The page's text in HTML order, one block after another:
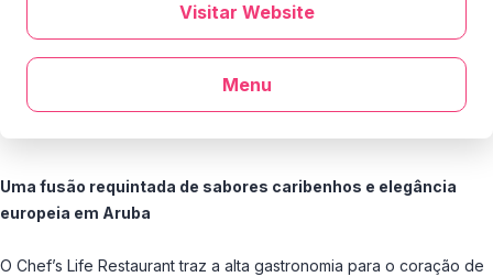
Uma fusão requintada de sabores caribenhos e elegância
europeia em Aruba
O Chef’s Life Restaurant traz a alta gastronomia para o coração de
Visitar Website
Menu